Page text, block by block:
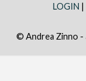
LOGIN |
© Andrea Zinno -